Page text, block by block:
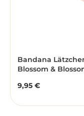
Bandana
Blossom &
Regulärer Preis:
9,95 €